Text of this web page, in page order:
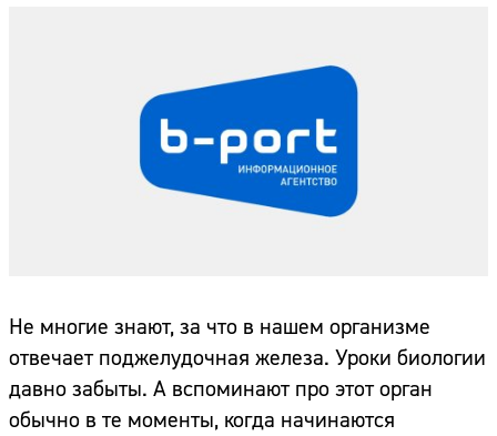
Не многие знают, за что в нашем организме
отвечает поджелудочная железа. Уроки биологии
давно забыты. А вспоминают про этот орган
обычно в те моменты, когда начинаются